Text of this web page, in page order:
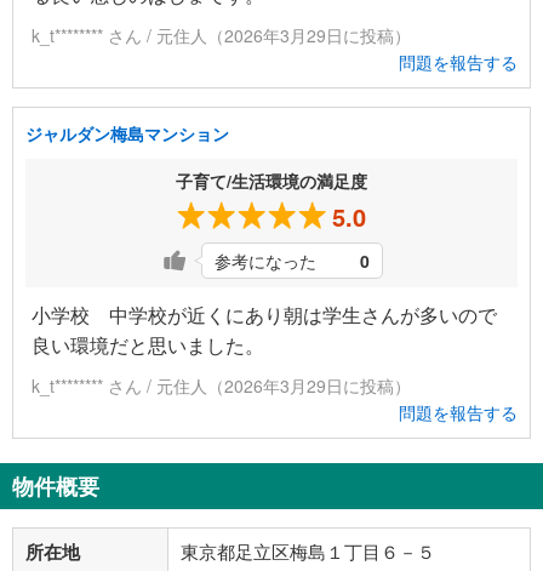
k_t******** さん / 元住人（2026年3月29日に投稿）
問題を報告する
ジャルダン梅島マンション
子育て/生活環境の満足度
5.0
参考になった 0
小学校 中学校が近くにあり朝は学生さんが多いので
良い環境だと思いました。
k_t******** さん / 元住人（2026年3月29日に投稿）
問題を報告する
物件概要
所在地 東京都足立区梅島１丁目６－５